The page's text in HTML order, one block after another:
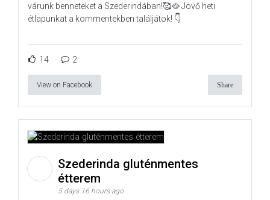
várunk benneteket a Szederindában!🥰🥘 Jövő heti
étlapunkat a kommentekben találjátok! 👇
14 2
View on Facebook Share
Szederinda gluténmentes
étterem
5 days 16 hours ago